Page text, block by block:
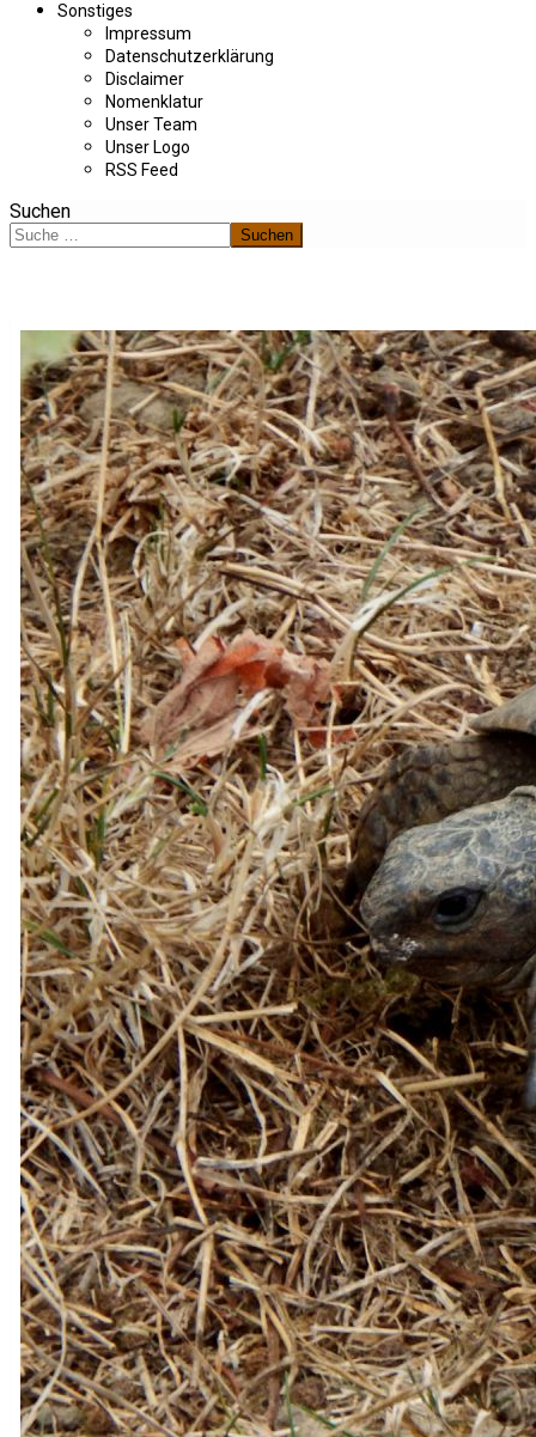
Sonstiges
Impressum
Datenschutzerklärung
Disclaimer
Nomenklatur
Unser Team
Unser Logo
RSS Feed
Suchen
Suchen